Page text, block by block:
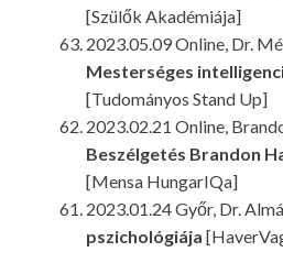
[Szülők Akadémiája]
2023.05.09 Online, Dr.
Mesterséges
[Tudományos Stand Up]
2023.02.21 Online,
Beszélgetés Brandon
[Mensa HungarIQa]
2023.01.24 Győr, Dr.
pszichológiája